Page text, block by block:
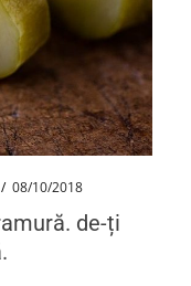
/ 08/10/2018
de-ți